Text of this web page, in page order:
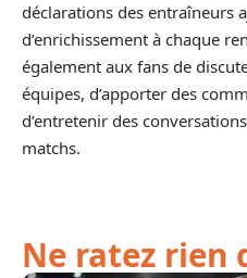
déclarations des entraîneurs
d’enrichissement à chaque
également aux fans de
équipes, d’apporter des
d’entretenir des
matchs.
Ne ratez rien